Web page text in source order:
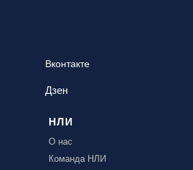
Вконтакте
Дзен
НЛИ
О нас
Команда НЛИ